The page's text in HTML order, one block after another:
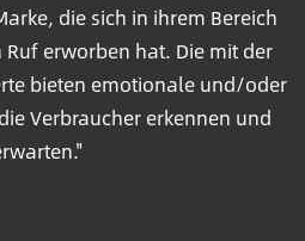
die sich in ihrem Bereich
erworben hat. Die mit der
bieten emotionale und/oder
Verbraucher erkennen und